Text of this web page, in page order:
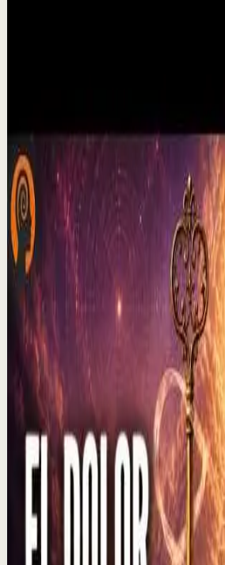
Por qué dejan de creer en
de Vivir con César Lozano
CCésar Lozano
6 ago
No te olvides de darle ME GUSTA a
canal para que no te pierdas
ya me sigues recuerda activar la c...
228
visualizaciones
Ver
→
2:37
YouTube Charla
Sesión profunda
Media
El que muestra hambre no
en @asiomasclaropodcast
En los negocios, controlar las
importante como tener una buena